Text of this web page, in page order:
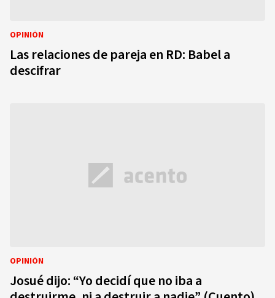
OPINIÓN
Las relaciones de pareja en RD: Babel a
descifrar
OPINIÓN
Josué dijo: “Yo decidí que no iba a